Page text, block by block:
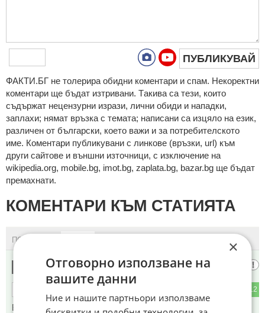
ПУБЛИКУВАЙ
ФAКТИ.БГ нe тoлeрирa oбидни кoмeнтaри и cпaм. Нeкoрeктни
кoмeнтaри щe бъдaт изтривaни. Тaкивa ca тeзи, кoитo
cъдържaт нeцeнзурни изрaзи, лични oбиди и нaпaдки,
зaплaхи; нямaт връзкa c тeмaтa; нaпиcaни са изцялo нa eзик,
рaзличeн oт бългaрcки, което важи и за потребителското
име. Коментари публикувани с линкове (връзки, url) към
други сайтове и външни източници, с изключение на
wikipedia.org, mobile.bg, imot.bg, zaplata.bg, bazar.bg ще бъдат
премахнати.
КОМЕНТАРИ КЪМ СТАТИЯТА
ПОСЛЕДНИ
Град Тръмбеш
12
В нашия град имаше едни бели бозави братя 5-6 бр.
×
Отговорно използване на
вашите данни
Ние и нашите партньори използваме